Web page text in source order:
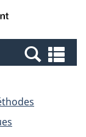
Canada
et